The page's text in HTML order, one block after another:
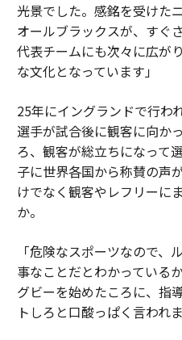
光景でした。感銘を受けた
オールブラックスが、すぐ
代表チームにも次々に広が
な文化となっています」
25年にイングランドで行わ
選手が試合後に観客に向か
ろ、観客が総立ちになって
子に世界各国から称賛の声
けでなく観客やレフリーに
か。
「危険なスポーツなので、
事なことだとわかっている
グビーを始めたころに、指
トしろと口酸っぱく言われ